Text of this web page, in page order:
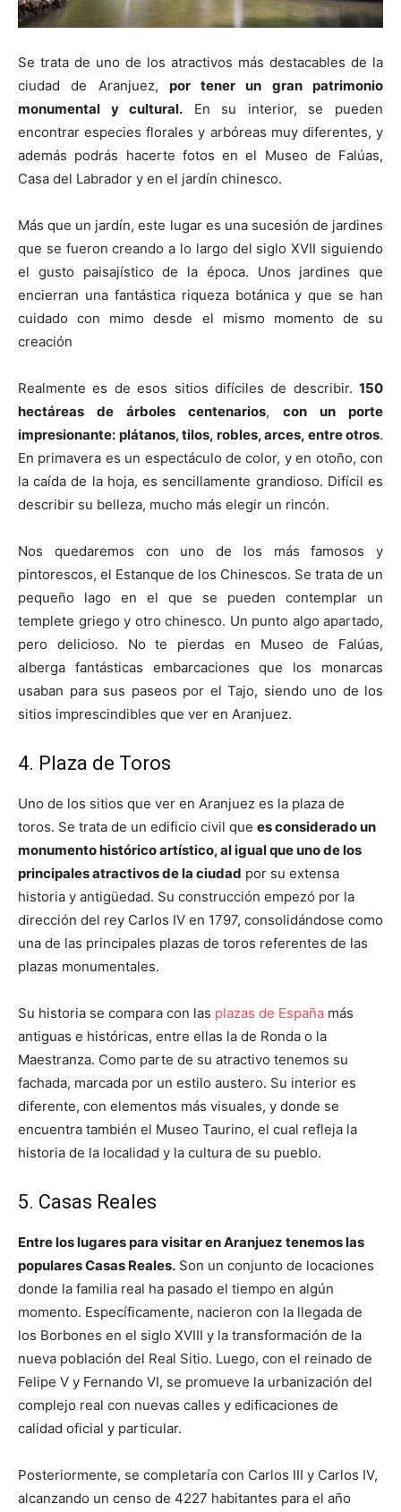
Se trata de uno de los atractivos más destacables de la
ciudad de Aranjuez, por tener un gran patrimonio
monumental y cultural. En su interior, se pueden
encontrar especies florales y arbóreas muy diferentes, y
además podrás hacerte fotos en el Museo de Falúas,
Casa del Labrador y en el jardín chinesco.
Más que un jardín, este lugar es una sucesión de jardines
que se fueron creando a lo largo del siglo XVII siguiendo
el gusto paisajístico de la época. Unos jardines que
encierran una fantástica riqueza botánica y que se han
cuidado con mimo desde el mismo momento de su
creación
Realmente es de esos sitios difíciles de describir. 150
hectáreas de árboles centenarios, con un porte
impresionante: plátanos, tilos, robles, arces, entre otros.
En primavera es un espectáculo de color, y en otoño, con
la caída de la hoja, es sencillamente grandioso. Difícil es
describir su belleza, mucho más elegir un rincón.
Nos quedaremos con uno de los más famosos y
pintorescos, el Estanque de los Chinescos. Se trata de un
pequeño lago en el que se pueden contemplar un
templete griego y otro chinesco. Un punto algo apartado,
pero delicioso. No te pierdas en Museo de Falúas,
alberga fantásticas embarcaciones que los monarcas
usaban para sus paseos por el Tajo, siendo uno de los
sitios imprescindibles que ver en Aranjuez.
4. Plaza de Toros
Uno de los sitios que ver en Aranjuez es la plaza de
toros. Se trata de un edificio civil que es considerado un
monumento histórico artístico, al igual que uno de los
principales atractivos de la ciudad por su extensa
historia y antigüedad. Su construcción empezó por la
dirección del rey Carlos IV en 1797, consolidándose como
una de las principales plazas de toros referentes de las
plazas monumentales.
Su historia se compara con las plazas de España más
antiguas e históricas, entre ellas la de Ronda o la
Maestranza. Como parte de su atractivo tenemos su
fachada, marcada por un estilo austero. Su interior es
diferente, con elementos más visuales, y donde se
encuentra también el Museo Taurino, el cual refleja la
historia de la localidad y la cultura de su pueblo.
5. Casas Reales
Entre los lugares para visitar en Aranjuez tenemos las
populares Casas Reales. Son un conjunto de locaciones
donde la familia real ha pasado el tiempo en algún
momento. Específicamente, nacieron con la llegada de
los Borbones en el siglo XVIII y la transformación de la
nueva población del Real Sitio. Luego, con el reinado de
Felipe V y Fernando VI, se promueve la urbanización del
complejo real con nuevas calles y edificaciones de
calidad oficial y particular.
Posteriormente, se completaría con Carlos III y Carlos IV,
alcanzando un censo de 4227 habitantes para el año